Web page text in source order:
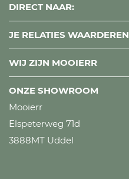
DIRECT NAAR:
JE RELATIES WAARDEREN
WIJ ZIJN MOOIERR
ONZE SHOWROOM
Mooierr
Elspeterweg 71d
3888MT Uddel